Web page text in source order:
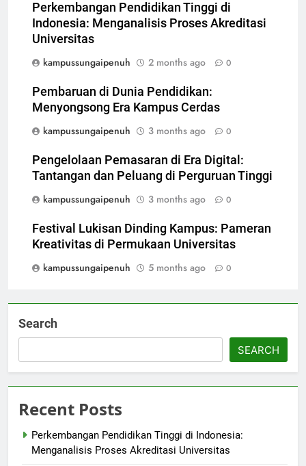
Perkembangan Pendidikan Tinggi di
Indonesia: Menganalisis Proses Akreditasi
Universitas
kampussungaipenuh
2 months ago 0
Pembaruan di Dunia Pendidikan:
Menyongsong Era Kampus Cerdas
kampussungaipenuh
3 months ago 0
Pengelolaan Pemasaran di Era Digital:
Tantangan dan Peluang di Perguruan Tinggi
kampussungaipenuh
3 months ago 0
Festival Lukisan Dinding Kampus: Pameran
Kreativitas di Permukaan Universitas
kampussungaipenuh
5 months ago 0
Search
SEARCH
Recent Posts
Perkembangan Pendidikan Tinggi di Indonesia:
Menganalisis Proses Akreditasi Universitas